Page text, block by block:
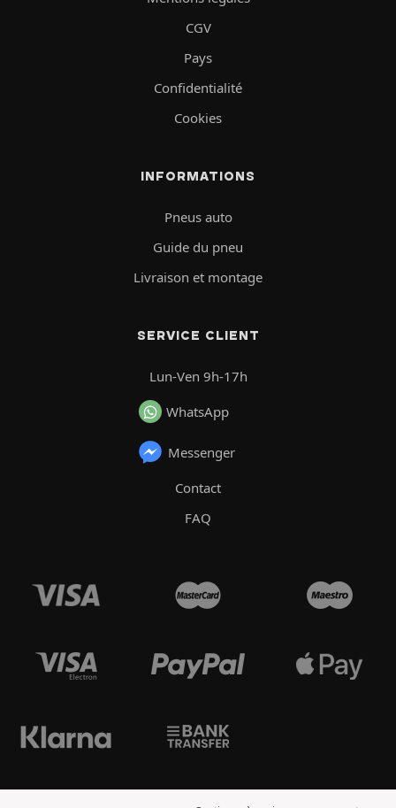
CGV
Pays
Confidentialité
Cookies
INFORMATIONS
Pneus auto
Guide du pneu
Livraison et montage
SERVICE CLIENT
Lun-Ven 9h-17h
WhatsApp
Messenger
Contact
FAQ